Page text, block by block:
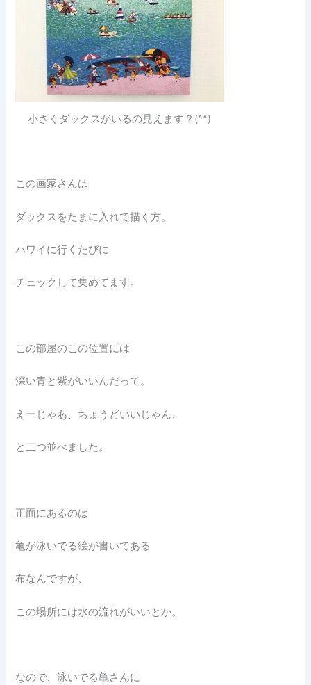
小さくダックスがいるの見えます？(^^)
この画家さんは
ダックスをたまに入れて描く方。
ハワイに行くたびに
チェックして集めてます。
この部屋のこの位置には
深い青と紫がいいんだって。
えーじゃあ、ちょうどいいじゃん、
と二つ並べました。
正面にあるのは
亀が泳いでる絵が書いてある
布なんですが、
この場所には水の流れがいいとか。
なので、泳いでる亀さんに